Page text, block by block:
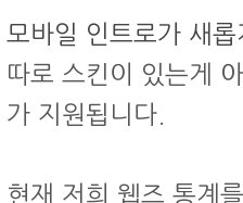
모바일 인트로가 새
따로 스킨이 있는게
가 지원됩니다.
현재 저희 웹즈 통계